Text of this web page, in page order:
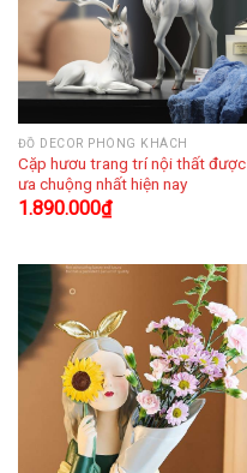
ĐỒ DECOR PHÒNG KHÁCH
Cặp hươu trang trí nội thất được
ưa chuộng nhất hiện nay
1.890.000₫